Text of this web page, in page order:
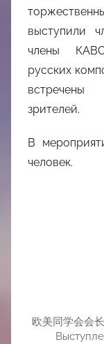
выступили
члены
русских
зрителей.
В
человек.
欧美同学会会